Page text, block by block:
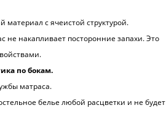
материал с ячеистой структурой.
не накапливает посторонние запахи. Это
по бокам.
матраса.
белье любой расцветки и не будет